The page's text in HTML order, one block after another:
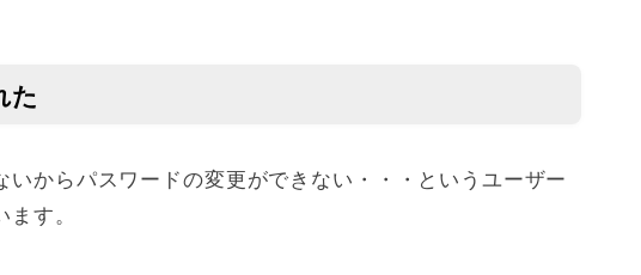
た
いからパスワードの変更ができない・・・というユーザー
す。